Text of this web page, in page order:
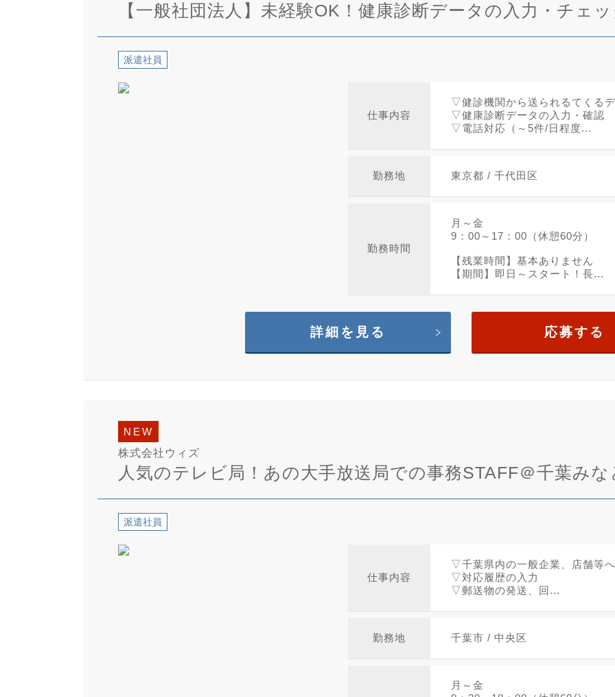
【一般社団法人】未経験OK！健康診断データの入力・チェ
派遣社員
仕事内容
▽健診機関から送られるてくる
▽健康診断データの入力・確認
▽電話対応（～5件/日程度...
勤務地 東京都 / 千代田区
勤務時間
月～金
9：00～17：00（休憩60分）
【残業時間】基本ありません
【期間】即日～スタート！長...
詳細を見る 応募する
NEW
株式会社ウィズ
人気のテレビ局！あの大手放送局での事務STAFF＠千葉みな
派遣社員
仕事内容
▽千葉県内の一般企業、店舗等
▽対応履歴の入力
▽郵送物の発送、回...
勤務地 千葉市 / 中央区
月～金